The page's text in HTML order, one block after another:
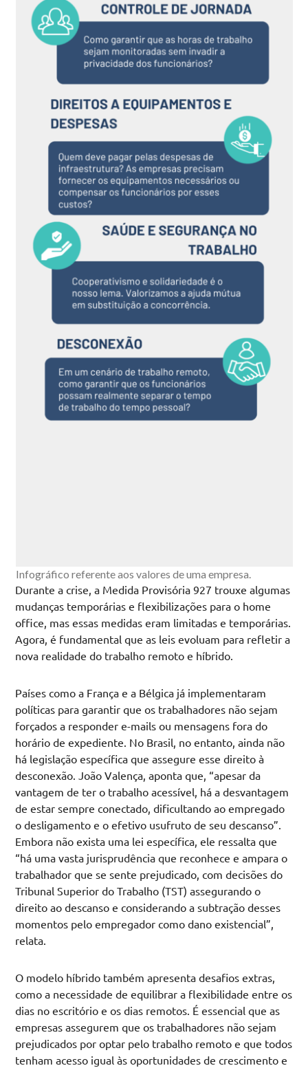
Infográfico referente aos valores de uma empresa.
Durante a crise, a Medida Provisória 927 trouxe algumas
mudanças temporárias e flexibilizações para o home
office, mas essas medidas eram limitadas e temporárias.
Agora, é fundamental que as leis evoluam para refletir a
nova realidade do trabalho remoto e híbrido.
Países como a França e a Bélgica já implementaram
políticas para garantir que os trabalhadores não sejam
forçados a responder e-mails ou mensagens fora do
horário de expediente. No Brasil, no entanto, ainda não
há legislação específica que assegure esse direito à
desconexão. João Valença, aponta que, “apesar da
vantagem de ter o trabalho acessível, há a desvantagem
de estar sempre conectado, dificultando ao empregado
o desligamento e o efetivo usufruto de seu descanso”.
Embora não exista uma lei específica, ele ressalta que
“há uma vasta jurisprudência que reconhece e ampara o
trabalhador que se sente prejudicado, com decisões do
Tribunal Superior do Trabalho (TST) assegurando o
direito ao descanso e considerando a subtração desses
momentos pelo empregador como dano existencial”,
relata.
O modelo híbrido também apresenta desafios extras,
como a necessidade de equilibrar a flexibilidade entre os
dias no escritório e os dias remotos. É essencial que as
empresas assegurem que os trabalhadores não sejam
prejudicados por optar pelo trabalho remoto e que todos
tenham acesso igual às oportunidades de crescimento e